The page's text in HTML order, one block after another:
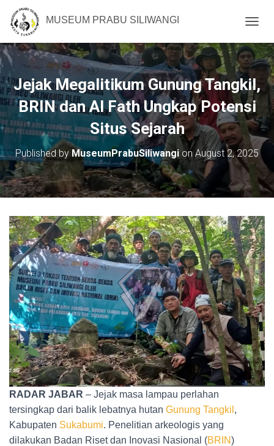
MUSEUM PRABU SILIWANGI
O
G
G
L
E
N
A
V
I
G
A
O
Jejak Megalitikum Gunung Tangkil,
BRIN dan Al Fath Ungkap Potensi
Situs Sejarah
Published by MuseumPrabuSiliwangi onAugust 2, 2025
RADAR JABAR – Jejak masa lampau perlahan
tersingkap dari balik lebatnya hutan Gunung Tangkil ,
Kabupaten Sukabumi. Penelitian arkeologis yang
dilakukan Badan Riset dan Inovasi Nasional (BRIN)